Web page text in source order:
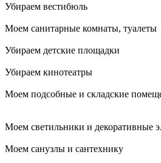
Убираем вестибюль
Моем санитарные комнаты, туалеты
Убираем детские площадки
Убираем кинотеатры
Моем подсобные и складские
Моем светильники и декоративные
Моем санузлы и сантехнику